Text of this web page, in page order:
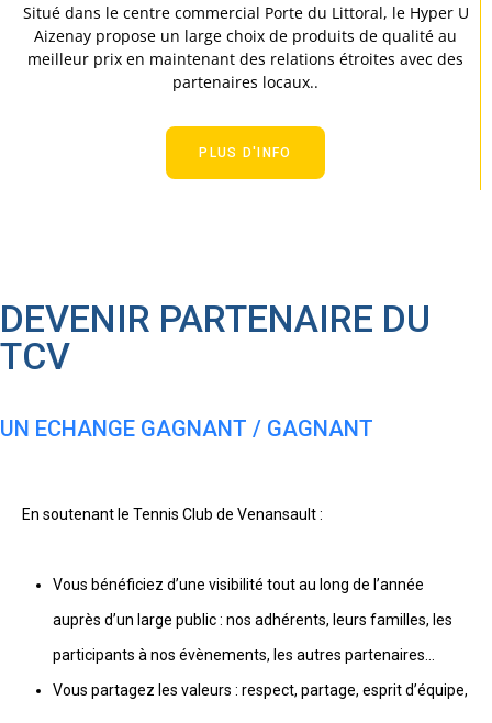
Situé dans le centre commercial Porte du Littoral, le Hyper U
Aizenay propose un large choix de produits de qualité au
meilleur prix en maintenant des relations étroites avec des
partenaires locaux..
PLUS D'INFO
DEVENIR PARTENAIRE DU
TCV
UN ECHANGE GAGNANT / GAGNANT
En soutenant le Tennis Club de Venansault :
Vous bénéficiez d’une visibilité tout au long de l’année
auprès d’un large public : nos adhérents, leurs familles, les
participants à nos évènements, les autres partenaires…
Vous partagez les valeurs : respect, partage, esprit d’équipe,